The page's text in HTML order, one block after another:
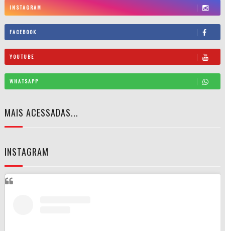
INSTAGRAM
FACEBOOK
YOUTUBE
WHATSAPP
MAIS ACESSADAS...
INSTAGRAM